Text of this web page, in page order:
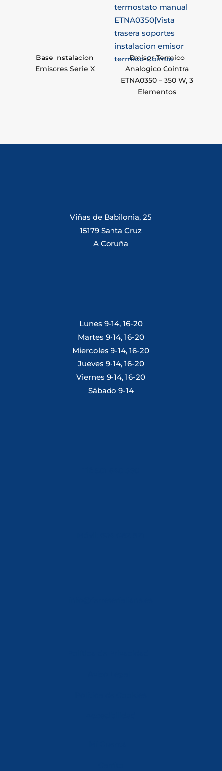
Base Instalacion
Emisores Serie X
Emisor Termico
Analogico Cointra
ETNA0350 – 350 W, 3
Elementos
Viñas de Babilonia, 25
15179 Santa Cruz
A Coruña
Lunes 9-14, 16-20
Martes 9-14, 16-20
Miercoles 9-14, 16-20
Jueves 9-14, 16-20
Viernes 9-14, 16-20
Sábado 9-14